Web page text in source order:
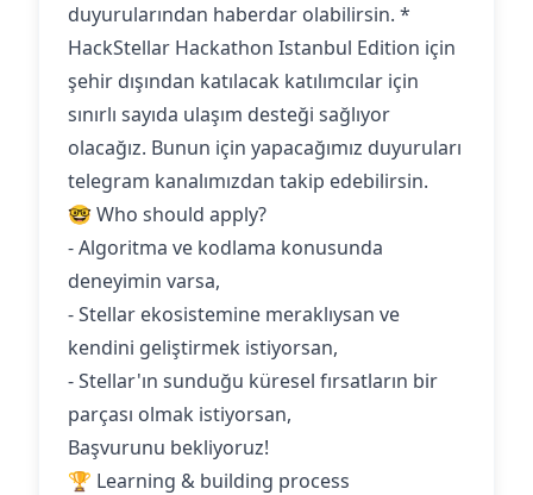
duyurularından haberdar olabilirsin. *
HackStellar Hackathon Istanbul Edition için
şehir dışından katılacak katılımcılar için
sınırlı sayıda ulaşım desteği sağlıyor
olacağız. Bunun için yapacağımız duyuruları
telegram kanalımızdan takip edebilirsin.
🤓 Who should apply?
- Algoritma ve kodlama konusunda
deneyimin varsa,
- Stellar ekosistemine meraklıysan ve
kendini geliştirmek istiyorsan,
- Stellar'ın sunduğu küresel fırsatların bir
parçası olmak istiyorsan,
Başvurunu bekliyoruz!
🏆 Learning & building process